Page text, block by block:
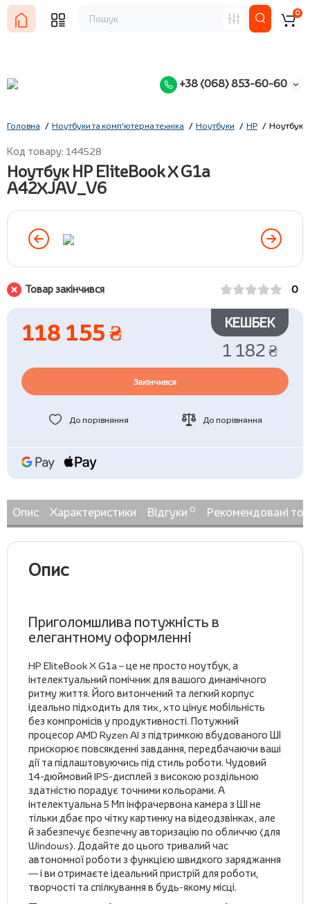
+38 (068) 853-60-60
0
Головна Ноутбуки та комп'ютерна техніка Ноутбуки HP Ноутбук
Код товару: 144528
Ноутбук HP EliteBook X G1a
A42XJAV_V6
Товар закінчився 0
118 155 ₴ КЕШБЕК
1 182 ₴
Закінчився
До порівняння До порівняння
Опис Характеристики Відгуки 0 Рекомендовані
Опис
Приголомшлива потужність в
елегантному оформленні
HP EliteBook X G1a – це не просто ноутбук, а
інтелектуальний помічник для вашого динамічного
ритму життя. Його витончений та легкий корпус
ідеально підходить для тих, хто цінує мобільність
без компромісів у продуктивності. Потужний
процесор AMD Ryzen AI з підтримкою вбудованого ШІ
прискорює повсякденні завдання, передбачаючи ваші
дії та підлаштовуючись під стиль роботи. Чудовий
14-дюймовий IPS-дисплей з високою роздільною
здатністю порадує точними кольорами. А
інтелектуальна 5 Мп інфрачервона камера з ШІ не
тільки дбає про чітку картинку на відеодзвінках, але
й забезпечує безпечну авторизацію по обличчю (для
Windows). Додайте до цього тривалий час
автономної роботи з функцією швидкого заряджання
— і ви отримаєте ідеальний пристрій для роботи,
творчості та спілкування в будь-якому місці.